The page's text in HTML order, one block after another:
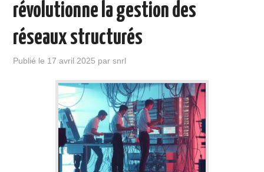
révolutionne la gestion des
réseaux structurés
Publié le 17 avril 2025 parsnrl